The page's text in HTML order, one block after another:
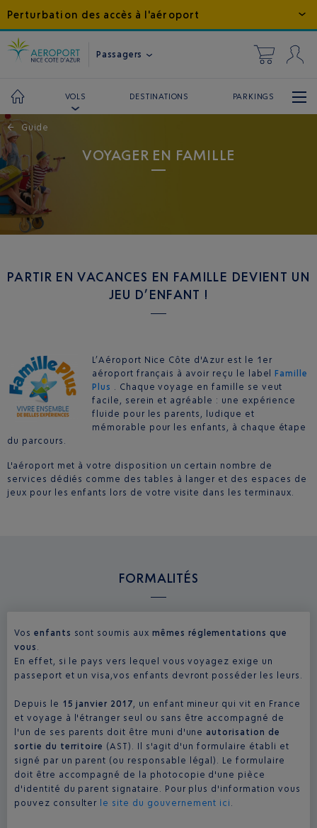
Perturbation des accès à l'aéroport
Passagers
VOLS DESTINATIONS PARKINGS
← Guide
VOYAGER EN FAMILLE
PARTIR EN VACANCES EN FAMILLE DEVIENT UN
JEU D’ENFANT !
L’Aéroport Nice Côte d'Azur est le 1er
aéroport français à avoir reçu le labelFamille
Plus . Chaque voyage en famille se veut
facile, serein et agréable : une expérience
fluide pour les parents, ludique et
mémorable pour les enfants, à chaque étape
du parcours.
L'aéroport met à votre disposition un certain nombre de
services dédiés comme des tables à langer et des espaces de
jeux pour les enfants lors de votre visite dans les terminaux.
FORMALITÉS
Vos enfants sont soumis aux mêmes réglementations que
vous .
En effet, si le pays vers lequel vous voyagez exige un
passeport et un visa,vos enfants devront posséder les leurs.
Depuis le 15 janvier 2017, un enfant mineur qui vit en France
et voyage à l'étranger seul ou sans être accompagné de
l'un de ses parents doit être muni d'une autorisation de
sortie du territoire (AST). Il s'agit d'un formulaire établi et
signé par un parent (ou responsable légal). Le formulaire
doit être accompagné de la photocopie d'une pièce
d'identité du parent signataire. Pour plus d'information vous
pouvez consulter le site du gouvernement ici .